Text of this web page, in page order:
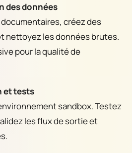
des données
créez des
nettoyez les données brutes.
pour la qualité de
et tests
sandbox. Testez
les flux de sortie et